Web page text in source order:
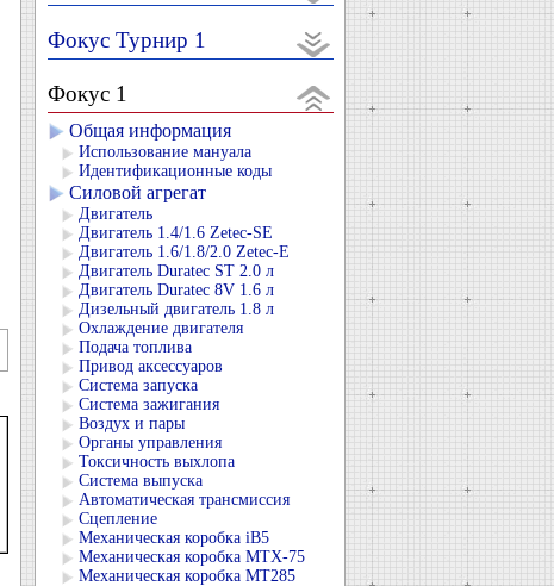
Фокус Турнир 1
Фокус 1
Общая информация
Использование мануала
Идентификационные коды
Силовой агрегат
Двигатель
Двигатель 1.4/1.6 Zetec-SE
Двигатель 1.6/1.8/2.0 Zetec-E
Двигатель Duratec ST 2.0 л
Двигатель Duratec 8V 1.6 л
Дизельный двигатель 1.8 л
Охлаждение двигателя
Подача топлива
Привод аксессуаров
Система запуска
Система зажигания
Воздух и пары
Органы управления
Токсичность выхлопа
Система выпуска
Автоматическая трансмиссия
Сцепление
Механическая коробка iB5
Механическая коробка MTX-75
Механическая коробка MT285